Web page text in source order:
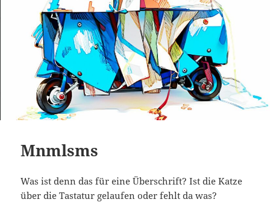
Mnmlsms
Was ist denn das für eine Überschrift? Ist die Katze
über die Tastatur gelaufen oder fehlt da was?